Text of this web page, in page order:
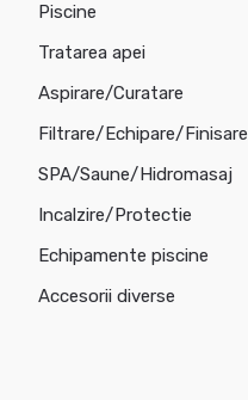
Piscine
Tratarea apei
Aspirare/Curatare
Filtrare/Echipare/Finisare
SPA/Saune/Hidromasaj
Incalzire/Protectie
Echipamente piscine
Accesorii diverse